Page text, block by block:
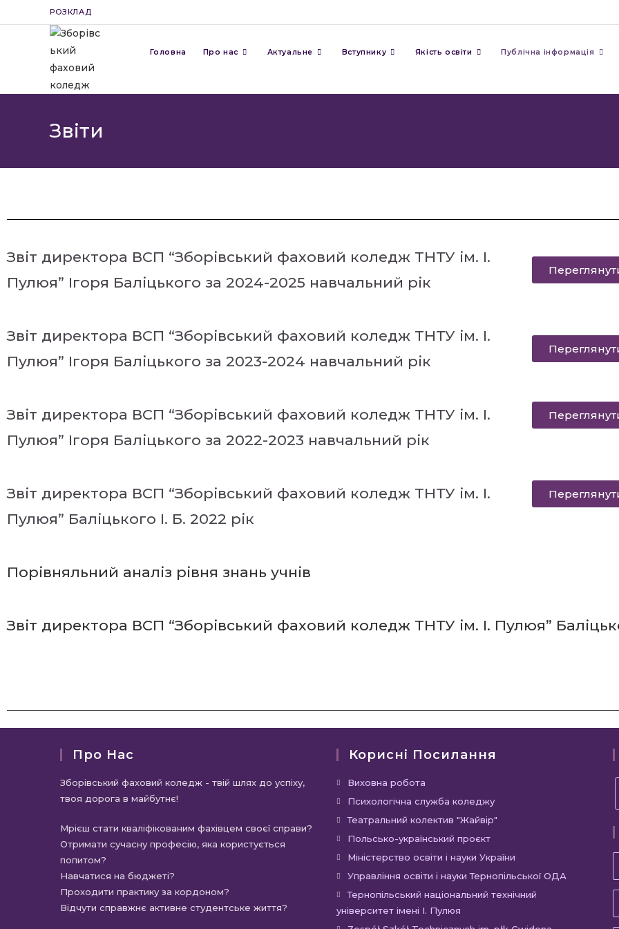
РОЗКЛАД
Головна Про нас Актуальне Вступнику Якість освіти Публічна інформація
Звіти
Звіт директора ВСП “Зборівський фаховий коледж ТНТУ ім. І.
Пулюя” Ігоря Баліцького за 2024-2025 навчальний рік
Звіт директора ВСП “Зборівський фаховий коледж ТНТУ ім. І.
Пулюя” Ігоря Баліцького за 2023-2024 навчальний рік
Звіт директора ВСП “Зборівський фаховий коледж ТНТУ ім. І.
Пулюя” Ігоря Баліцького за 2022-2023 навчальний рік
Звіт директора ВСП “Зборівський фаховий коледж ТНТУ ім. І.
Пулюя” Баліцького І. Б. 2022 рік
Порівняльний аналіз рівня знань учнів
Звіт директора ВСП “Зборівський фаховий коледж ТНТУ ім. І. Пулюя”
Про Нас
Зборівський фаховий коледж - твій шлях до успіху,
твоя дорога в майбутнє!
Мрієш стати кваліфікованим фахівцем своєї справи?
Отримати сучасну професію, яка користується
попитом?
Навчатися на бюджеті?
Проходити практику за кордоном?
Відчути справжнє активне студентське життя?
Корисні Посилання
Виховна робота
Психологічна служба коледжу
Театральний колектив "Жайвір"
Польсько-український проєкт
Міністерство освіти і науки України
Управління освіти і науки Тернопільської ОДА
Тернопільський національний технічний
університет імені І. Пулюя